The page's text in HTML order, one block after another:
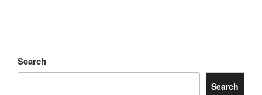
Search
Search